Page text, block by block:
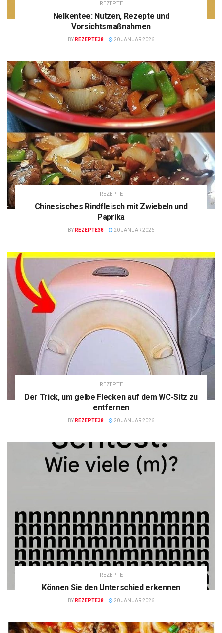
REZEPTE
Nelkentee: Nutzen, Rezepte und
Vorsichtsmaßnahmen
BY REZEPTE38 20 JANUAR 2026
REZEPTE
Chinesisches Rindfleisch mit Zwiebeln und
Paprika
BY REZEPTE38 20 JANUAR 2026
REZEPTE
Der Trick, um gelbe Flecken auf dem WC-Sitz zu
entfernen
BY REZEPTE38 20 JANUAR 2026
REZEPTE
Können Sie den Unterschied erkennen
BY REZEPTE38 20 JANUAR 2026